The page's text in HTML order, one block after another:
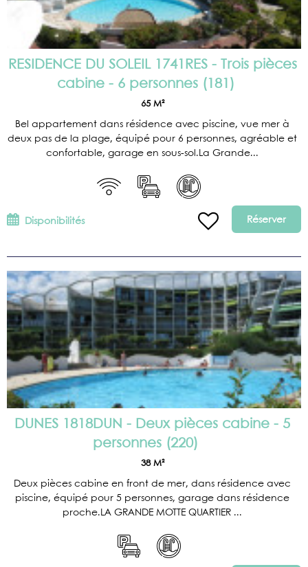
RESIDENCE DU SOLEIL 1741RES - Trois pièces
cabine - 6 personnes ( 181 )
65 M²
Bel appartement dans résidence avec piscine, vue mer à
deux pas de la plage, équipé pour 6 personnes, agréable et
confortable, garage en sous-sol.La Grande...
Disponibilités Réserver
DUNES 1818DUN - Deux pièces cabine - 5
personnes (220)
38 M²
Deux pièces cabine en front de mer, dans résidence avec
piscine, équipé pour 5 personnes, garage dans résidence
proche.LA GRANDE MOTTE QUARTIER ...